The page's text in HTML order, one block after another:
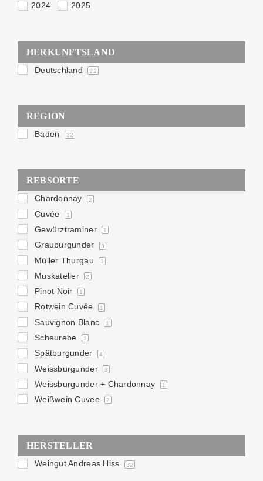
2024
2025
HERKUNFTSLAND
Deutschland 32
REGION
Baden 32
REBSORTE
Chardonnay 2
Cuvée 1
Gewürztraminer 1
Grauburgunder 3
Müller Thurgau 1
Muskateller 2
Pinot Noir 1
Rotwein Cuvée 1
Sauvignon Blanc 1
Scheurebe 1
Spätburgunder 4
Weissburgunder 3
Weissburgunder + Chardonnay 1
Weißwein Cuvee 2
HERSTELLER
Weingut Andreas Hiss 32